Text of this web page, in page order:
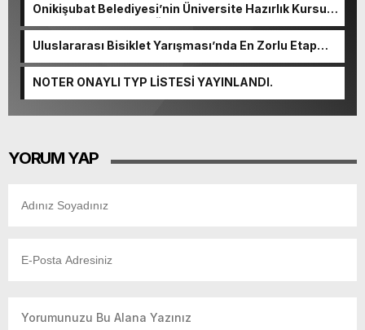
Onikişubat Belediyesi’nin Üniversite Hazırlık Kursu
başvurularında son gün 7 Ağustos.
Uluslararası Bisiklet Yarışması’nda En Zorlu Etap
NOTER ONAYLI TYP LİSTESİ YAYINLANDI.
YORUM YAP